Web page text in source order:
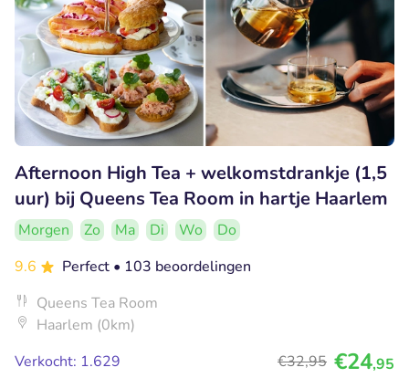
Afternoon High Tea + welkomstdrankje (1,5
uur) bij Queens Tea Room in hartje Haarlem
Morgen Zo Ma Di Wo
Do
9.6
Perfect • 103 beoordelingen
Queens Tea Room
Haarlem (0km)
Verkocht: 1.629
€32,95 €24,95